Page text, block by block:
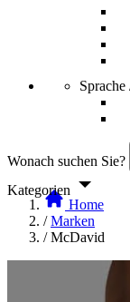
Wonach suchen Sie?
Kategorien
Home
/ Marken
/ McDavid